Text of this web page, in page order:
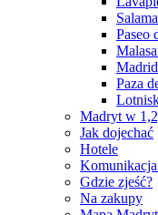
Paseo
Paza
Madryt w
Jak dojechać
Hotele
Gdzie zjeść?
Na zakupy